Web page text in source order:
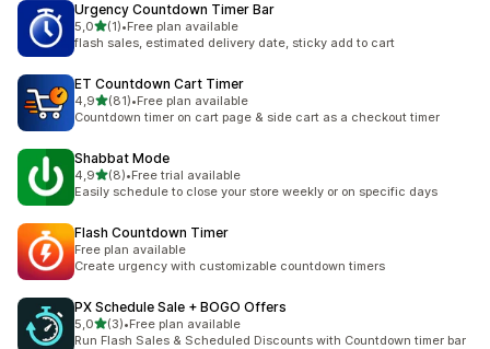
Urgency Countdown Timer Bar
5,0av 5 stjerner
(1)
Totalt 1 omtaler
•Free plan available
flash sales, estimated delivery date, sticky add to cart
ET Countdown Cart Timer
4,9av 5 stjerner
(81)
Totalt 81 omtaler
•Free plan available
Countdown timer on cart page & side cart as a checkout timer
Shabbat Mode
4,9av 5 stjerner
(8)
Totalt 8 omtaler
•Free trial available
Easily schedule to close your store weekly or on specific days
Flash Countdown Timer
Free plan available
Create urgency with customizable countdown timers
PX Schedule Sale + BOGO Offers
5,0av 5 stjerner
(3)
Totalt 3 omtaler
•Free plan available
Run Flash Sales & Scheduled Discounts with Countdown timer bar